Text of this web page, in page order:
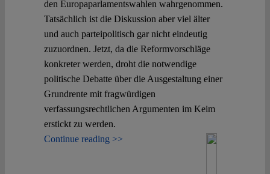
den Europaparlamentswahlen wahrgenommen.
Tatsächlich ist die Diskussion aber viel älter
und auch parteipolitisch gar nicht eindeutig
zuzuordnen. Jetzt, da die Reformvorschläge
konkreter werden, droht die notwendige
politische Debatte über die Ausgestaltung einer
Grundrente mit fragwürdigen
verfassungsrechtlichen Argumenten im Keim
erstickt zu werden.
Continue reading >>